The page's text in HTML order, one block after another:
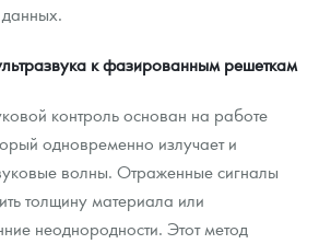
к фазированным решеткам
контроль основан на работе
одновременно излучает и
волны. Отраженные сигналы
толщину материала или
неоднородности. Этот метод